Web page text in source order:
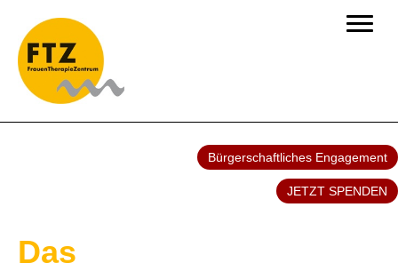
Bürgerschaftliches Engagement
JETZT SPENDEN
Das